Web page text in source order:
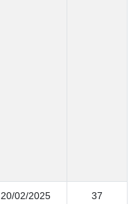
20/02/2025 37